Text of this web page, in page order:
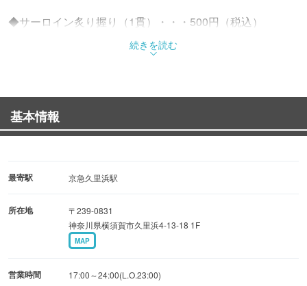
◆サーロイン炙り握り（1貫）・・・500円（税込）
和牛サーロインを軽く炙りシャリに乗せた逸品は、口の中
い逸品。
◆名物和牛一頭厳選盛り 5種盛（5人前）・・・8,800円
厳選した黒毛和牛の盛り合わせ。
してください♪
◆人気コース料理
【和牛一頭買いコース全6品】
続きを読む
基本情報
最寄駅 京急久里浜駅
所在地
〒239-0831
神奈川県横須賀市久里浜4-13-18 1F
MAP
営業時間 17:00～24:00(L.O.23:00)